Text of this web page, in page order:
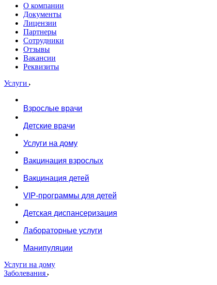
О компании
Документы
Лицензии
Партнеры
Сотрудники
Отзывы
Вакансии
Реквизиты
Услуги
Взрослые врачи
Детские врачи
Услуги на дому
Вакцинация взрослых
Вакцинация детей
VIP-программы для детей
Детская диспансеризация
Лабораторные услуги
Манипуляции
Услуги на дому
Заболевания